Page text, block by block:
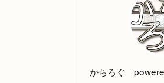
かちろぐ